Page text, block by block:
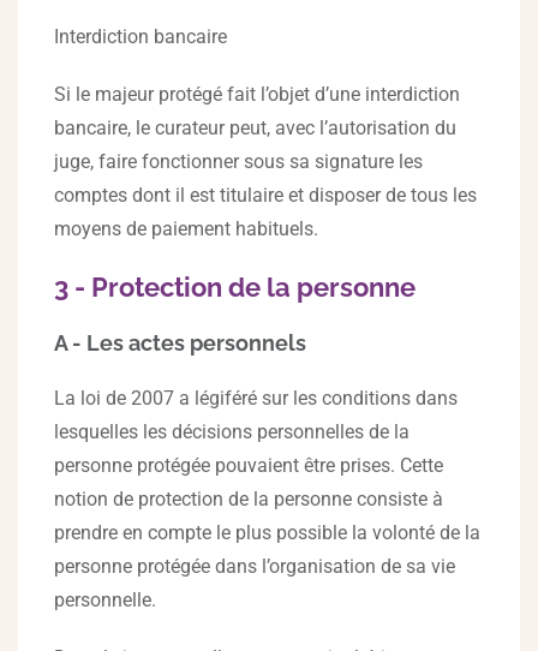
Interdiction bancaire
Si le majeur protégé fait l’objet d’une interdiction
bancaire, le curateur peut, avec l’autorisation du
juge, faire fonctionner sous sa signature les
comptes dont il est titulaire et disposer de tous les
moyens de paiement habituels.
3 - Protection de la personne
A - Les actes personnels
La loi de 2007 a légiféré sur les conditions dans
lesquelles les décisions personnelles de la
personne protégée pouvaient être prises. Cette
notion de protection de la personne consiste à
prendre en compte le plus possible la volonté de la
personne protégée dans l’organisation de sa vie
personnelle.